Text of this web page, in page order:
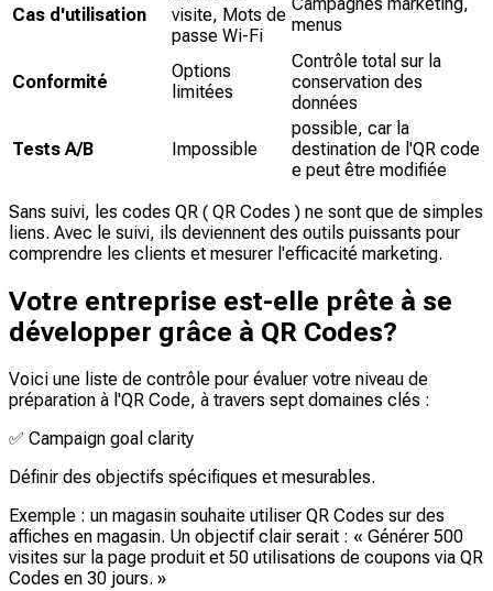
Cas d'utilisation
visite, Mots de
passe Wi-Fi
menus
Conformité
Options
limitées
Contrôle total sur la
conservation des
données
Tests A/B Impossible
possible, car la
destination de l'QR code
e peut être modifiée
Sans suivi, les codes QR ( QR Codes ) ne sont que de simples
liens. Avec le suivi, ils deviennent des outils puissants pour
comprendre les clients et mesurer l'efficacité marketing.
Votre entreprise est-elle prête à se
développer grâce à QR Codes?
Voici une liste de contrôle pour évaluer votre niveau de
préparation à l'QR Code, à travers sept domaines clés :
✅ Campaign goal clarity
Définir des objectifs spécifiques et mesurables.
Exemple : un magasin souhaite utiliser QR Codes sur des
affiches en magasin. Un objectif clair serait : « Générer 500
visites sur la page produit et 50 utilisations de coupons via QR
Codes en 30 jours. »